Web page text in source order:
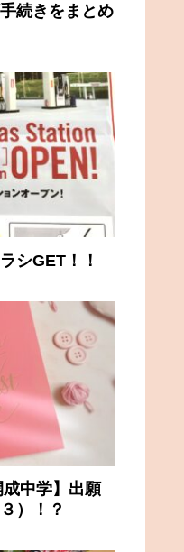
続きをまとめ
シGET！！
成中学】出願
）！？